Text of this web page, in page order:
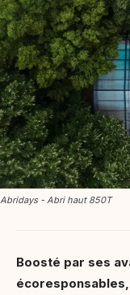
Abridays - Abri haut 850T
Boosté par ses